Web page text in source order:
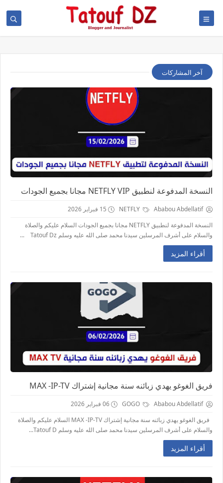
آخر المشاركات
النسخة المدفوعة لنطبيق NETFLY VIP مجانا بجميع الجودات
Ababou Abdellatif
15 فبراير 2026
النسخة المدفوعة لنطبيق NETFLY مجانا بجميع الجودات السلام عليكم والصلاة
والسلام على أشرف المرسلين سيدنا محمد صلى الله عليه وسلم Tatouf Dz ...
أقراء المزيد
فريق الغوغو يهدي زبائنه سنة مجانية إشتراك MAX -IP-TV
Ababou Abdellatif
06 فبراير 2026
فريق الغوغو يهدي زبائنه سنة مجانية إشتراك MAX -IP-TV السلام عليكم والصلاة
والسلام على أشرف المرسلين سيدنا محمد صلى الله عليه وسلم Tatouf D...
أقراء المزيد